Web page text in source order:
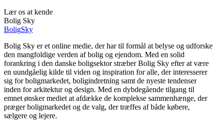
Lær os at kende
Bolig Sky
BoligSky
Bolig Sky er et online medie, der har til formål at belyse og udforske
den mangfoldige verden af bolig og ejendom. Med en solid
forankring i den danske boligsektor stræber Bolig Sky efter at være
en uundgåelig kilde til viden og inspiration for alle, der interesserer
sig for boligmarkedet, boligindretning samt de nyeste tendenser
inden for arkitektur og design. Med en dybdegående tilgang til
emnet ønsker mediet at afdække de komplekse sammenhænge, der
præger boligmarkedet og de valg, der træffes af både købere,
sælgere og lejere.